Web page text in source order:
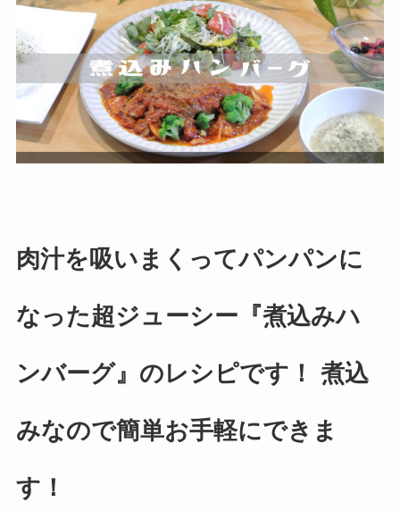
肉汁を吸いまくってパンパンに
なった超ジューシー『煮込みハ
ンバーグ』のレシピです！ 煮込
みなので簡単お手軽にできま
す！